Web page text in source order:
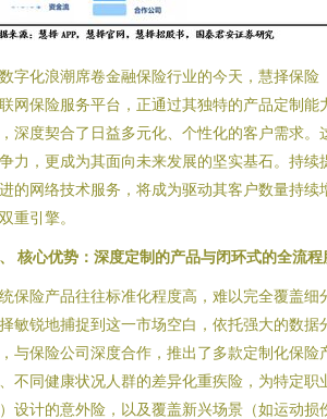
字化浪潮席卷金融保险行业的今天，慧择保险
网保险服务平台，正通过其独特的产品定制能
深度契合了日益多元化、个性化的客户需求。
力，更成为其面向未来发展的坚实基石。持
的网络技术服务，将成为驱动其客户数量持续
重引擎。
核心优势：深度定制的产品与闭环式的全流程
保险产品往往标准化程度高，难以完全覆盖细
敏锐地捕捉到这一市场空白，依托强大的数据
与保险公司深度合作，推出了多款定制化保险
不同健康状况人群的差异化重疾险，为特定职
设计的意外险，以及覆盖新兴场景（如运动损